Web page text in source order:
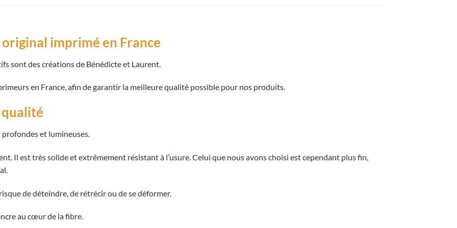
imprimé en France
sont des créations de Bénédicte et Laurent.
en France, afin de garantir la meilleure qualité possible pour nos produits.
et lumineuses.
Il est très solide et extrêmement résistant à l’usure. Celui que nous avons choisi est cependant plus fin,
de déteindre, de rétrécir ou de se déformer.
au cœur de la fibre.